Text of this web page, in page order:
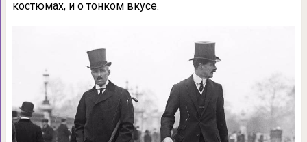
костюмах, и о тонком вкусе.